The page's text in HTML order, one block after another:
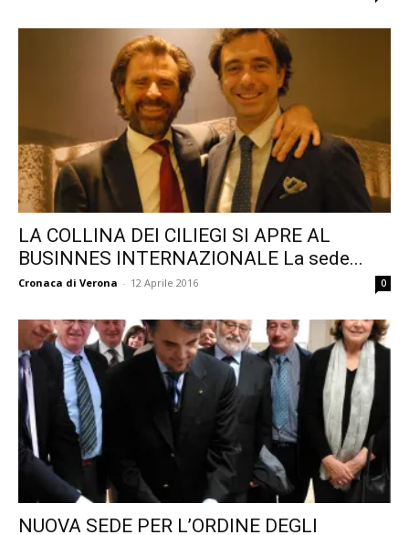
LA COLLINA DEI CILIEGI SI APRE AL
BUSINNES INTERNAZIONALE La sede...
Cronaca di Verona - 12 Aprile 2016 0
NUOVA SEDE PER L’ORDINE DEGLI